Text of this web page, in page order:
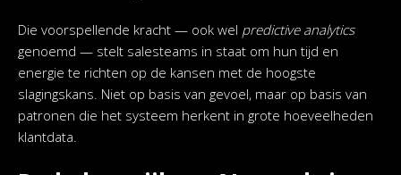
Die voorspellende kracht — ook wel predictive analytics
genoemd — stelt salesteams in staat om hun tijd en
energie te richten op de kansen met de hoogste
slagingskans. Niet op basis van gevoel, maar op basis van
patronen die het systeem herkent in grote hoeveelheden
klantdata.